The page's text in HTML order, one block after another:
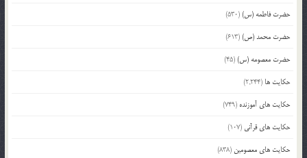
حضرت فاطمه (س)(530)
حضرت محمد (ص)(613)
حضرت معصومه (س)(45)
حکایت ها (2,244)
حکایت های آموزنده (749)
حکایت های قرآنی (107)
حکایت های معصومین (838)